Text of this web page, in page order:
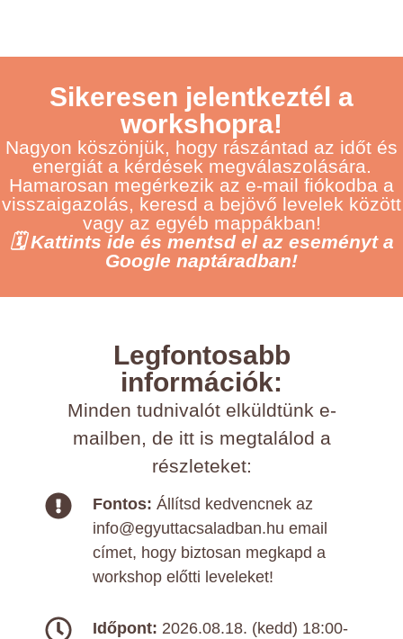
Sikeresen jelentkeztél a
workshopra!
Nagyon köszönjük, hogy rászántad az időt és
energiát a kérdések megválaszolására.
Hamarosan megérkezik az e-mail fiókodba a
visszaigazolás, keresd a bejövő levelek között
vagy az egyéb mappákban!
🗓️ Kattints ide és mentsd el az eseményt a
Google naptáradban!
Legfontosabb
információk:
Minden tudnivalót elküldtünk e-
mailben, de itt is megtalálod a
részleteket:
Fontos: Állítsd kedvencnek az
info@egyuttacsaladban.hu email
címet, hogy biztosan megkapd a
workshop előtti leveleket!
Időpont: 2026.08.18. (kedd) 18:00-